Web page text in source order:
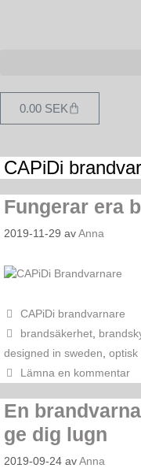
0.00 SEK
CAPiDi
Fungerar era
2019-11-29 avAnna
CAPiDi brandvarnare
brandsäkerhet
designed in sweden optisk
Lämna en kommentar
En
ge dig lugn
2019-09-24 avAnna